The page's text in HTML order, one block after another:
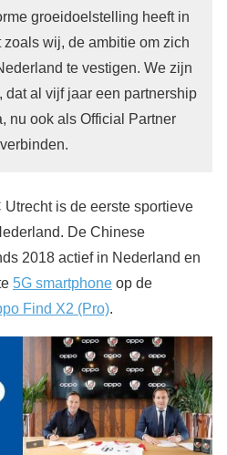
groeidoelstelling heeft in
zoals wij, de ambitie om zich
te vestigen. We zijn
dat al vijf jaar een partnership
nu ook als Official Partner
is de eerste sportieve
De Chinese
2018 actief in Nederland en
5G smartphone op de
Find X2 (Pro).